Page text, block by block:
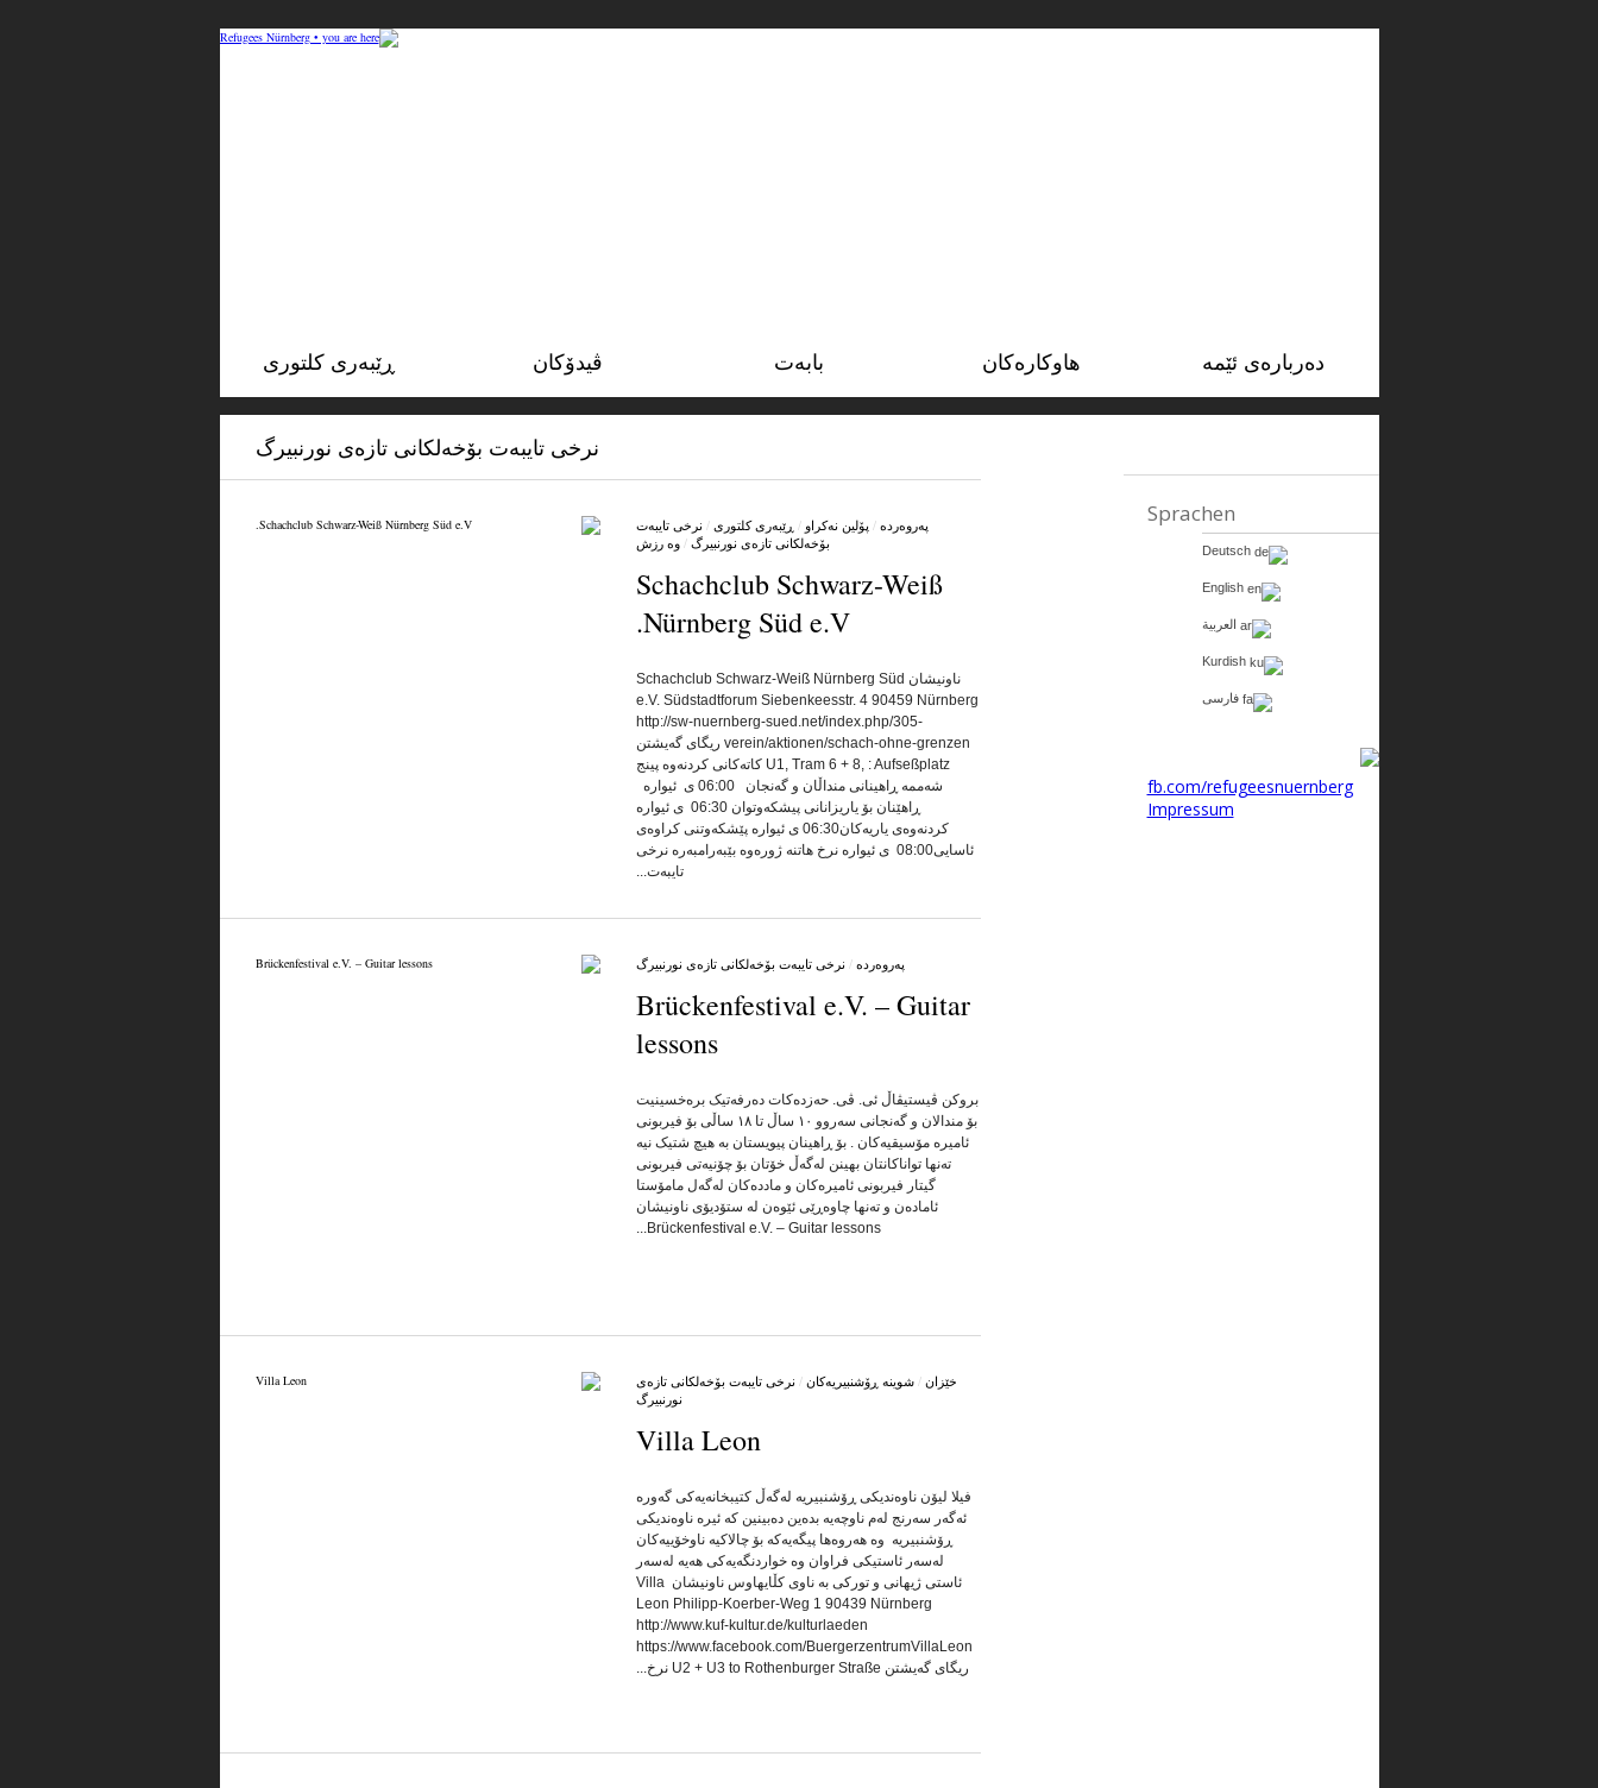
ڕێبه‌رى كلتورى ڤیدۆکان بابه‌ت هاوکاره‌کان ده‌رباره‌ی ئێمه‌
نرخی تایبه‌ت بۆخه‌لکانی تازه‌ی نورنبیرگ
په‌روه‌رده‌ / پۆلین نه‌کراو / ڕێبه‌رى كلتورى / نرخی تایبه‌ت
بۆخه‌لکانی تازه‌ی نورنبیرگ /وه رزش
Schachclub Schwarz-Weiß
Nürnberg Süd e.V.
ناونیشان Schachclub Schwarz-Weiß Nürnberg Süd
e.V. Südstadtforum Siebenkeesstr. 4 90459 Nürnberg
http://sw-nuernberg-sued.net/index.php/305-
verein/aktionen/schach-ohne-grenzen ریگای گه‌یشتن
U1, Tram 6 + 8, : Aufseßplatz کاتەکانی کردنەوە پینج
شەممە ڕاهینانی منداڵان و گەنجان 06:00 ی ئیوارە
ڕاهێنان بۆ یاریزانانی پیشکەوتوان 06:30 ی ئیوارە
کردنەوەی یاریەکان06:30 ی ئیوارە پێشکەوتنی کراوەی
ئاسایی08:00 ی ئیوارە نرخ هاتنە ژورەوە بێبەرامبەرە نرخی
تایبه‌ت...
په‌روه‌رده‌ / نرخی تایبه‌ت بۆخه‌لکانی تازه‌ی نورنبیرگ
Brückenfestival e.V. – Guitar
lessons
بروکن ڤیستیڤاڵ ئی. ڤی. حەزدەکات دەرفەتیک برەخسینیت
بۆ مندالان و گەنجانی سەروو ١٠ ساڵ تا ١٨ ساڵی بۆ فیربونی
ئامیرە مۆسیقیەکان . بۆ ڕاهینان پیویستان بە هیچ شتیک نیە
تەنها تواناکانتان بهینن لەگەڵ خۆتان بۆ چۆنیەتی فیربونی
گیتار فیربونی ئامیرەکان و ماددەکان لەگەل مامۆستا
ئامادەن و تەنها چاوەڕێی ئێوەن لە ستۆدیۆی ناونیشان
Brückenfestival e.V. – Guitar lessons...
خێزان /شوینه‌ ڕۆشنبیریه‌کان / نرخی تایبه‌ت بۆخه‌لکانی تازه‌ی
نورنبیرگ
Villa Leon
فیلا لیۆن ناوەندیکی ڕۆشنبیریە لەگەڵ کتیبخانەیەکی گەورە
ئەگەر سەرنج لەم ناوچەیە بدەین دەبینین کە ئیرە ناوەندیکی
ڕۆشنبیریە وە هەروەها پیگەیەکە بۆ چالاکیە ناوخۆییەکان
لەسەر ئاستیکی فراوان وە خواردنگەیەکی هەیە لەسەر
ئاستی ژیهانی و تورکی بە ناوی کڵایهاوس ناونیشان Villa
Leon Philipp-Koerber-Weg 1 90439 Nürnberg
http://www.kuf-kultur.de/kulturlaeden
https://www.facebook.com/BuergerzentrumVillaLeon
ریگای گه‌یشتن U2 + U3 to Rothenburger Straße نرخ...
Sprachen
Deutsch
English
العربية
Kurdish
فارسی
fb.com/refugeesnuernberg
Impressum